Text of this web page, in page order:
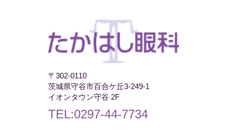
〒302-0110
茨城県守谷市百合ケ丘3-249-1
イオンタウン守谷 2F
TEL:0297-44-7734